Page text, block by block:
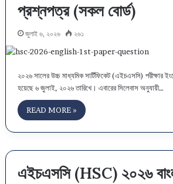
প্রশ্নপত্র (সকল বোর্ড)
জুলাই ৬, ২০২৬ ২৬১
২০২৬ সালের উচ্চ মাধ্যমিক সার্টিফিকেট (এইচএসসি) পরীক্ষার
হয়েছে ৬ জুলাই, ২০২৬ তারিখে। এবারের সিলেবাস অনুযায়ী…
READ MORE »
এইচএসসি (HSC) ২০২৬